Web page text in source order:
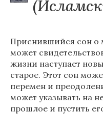
Приснившийся сон о
может
жизни наступает
старое. Этот сон
перемен и
может указывать на
прошлое и пустить